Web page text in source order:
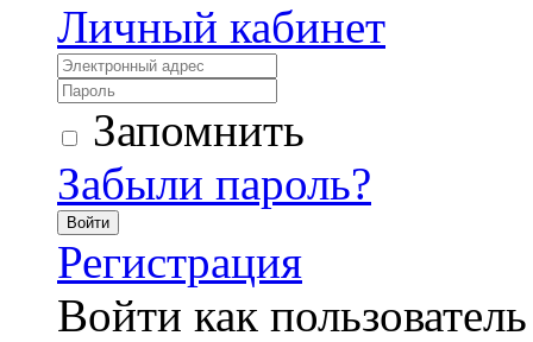
Личный кабинет
Запомнить
Забыли пароль?
Войти
Регистрация
Войти как пользователь